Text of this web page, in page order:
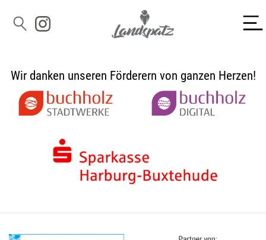
Wir danken unseren Förderern von ganzen Herzen!